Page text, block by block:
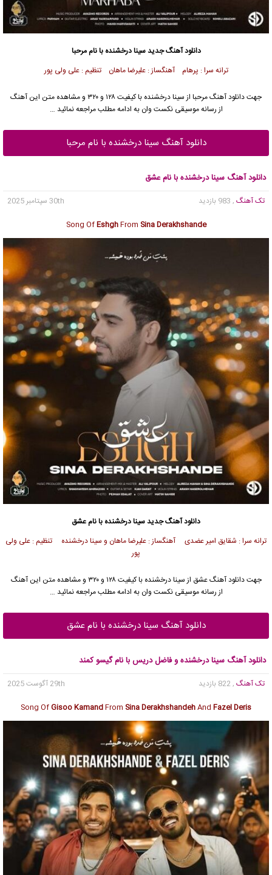
دانلود آهنگ جدیدسینا درخشنده با نام مرحبا
ترانه سرا : پرهام آهنگساز : علیرضا ماهان تنظیم : علی ولی پور
جهت دانلود آهنگ مرحبا از سینا درخشنده
با کیفیت ۱۲۸ و ۳۲۰ و مشاهده متن این آهنگ
از رسانه موسیقی نکست وان به ادامه مطلب مراجعه نمائید …
دانلود آهنگ سینا درخشنده با نام مرحبا
دانلود آهنگ سینا درخشنده با نام عشق
تک آهنگ , 983 بازدید
30th سپتامبر 2025
Song OfEshghFrom Sina Derakhshande
دانلود آهنگ جدیدسینا درخشنده با نام عشق
ترانه سرا : شقایق امیر عضدی آهنگساز : علیرضا ماهان و سینا درخشنده تنظیم : علی ولی
پور
جهت دانلود آهنگ عشق از سینا درخشنده
با کیفیت ۱۲۸ و ۳۲۰ و مشاهده متن این آهنگ
از رسانه موسیقی نکست وان به ادامه مطلب مراجعه نمائید …
دانلود آهنگ سینا درخشنده با نام عشق
دانلود آهنگ سینا درخشنده و فاضل دریس با نام گیسو کمند
تک آهنگ , 822 بازدید
29th آگوست 2025
Song OfGisoo KamandFrom Sina DerakhshandehAnd Fazel Deris